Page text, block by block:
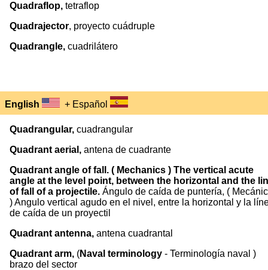
Quadraflop, tetraflop
Quadrajector, proyecto cuádruple
Quadrangle, cuadrilátero
English + Español
Quadrangular, cuadrangular
Quadrant aerial, antena de cuadrante
Quadrant angle of fall. ( Mechanics ) The vertical acute
angle at the level point, between the horizontal and the
of fall of a projectile. Ángulo de caída de puntería, (
) Angulo vertical agudo en el nivel, entre la horizontal y la
de caída de un proyectil
Quadrant antenna, antena cuadrantal
Quadrant arm, (Naval terminology - Terminología naval )
brazo del sector